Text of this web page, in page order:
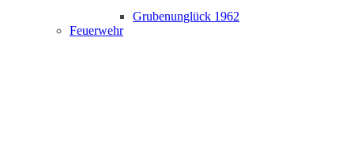
Grubenunglück 1962
Feuerwehr